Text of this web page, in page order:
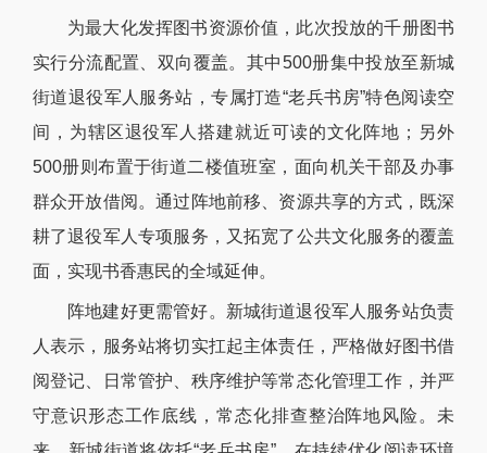
为最大化发挥图书资源价值，此次投放的千册图书
实行分流配置、双向覆盖。其中500册集中投放至新城
街道退役军人服务站，专属打造“老兵书房”特色阅读空
间，为辖区退役军人搭建就近可读的文化阵地；另外
500册则布置于街道二楼值班室，面向机关干部及办事
群众开放借阅。通过阵地前移、资源共享的方式，既深
耕了退役军人专项服务，又拓宽了公共文化服务的覆盖
面，实现书香惠民的全域延伸。
阵地建好更需管好。新城街道退役军人服务站负责
人表示，服务站将切实扛起主体责任，严格做好图书借
阅登记、日常管护、秩序维护等常态化管理工作，并严
守意识形态工作底线，常态化排查整治阵地风险。未